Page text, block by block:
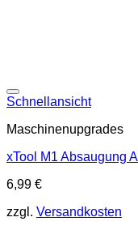
Schnellansicht
Maschinenupgrades
xTool M1 Absaugung
6,99 €
zzgl. Versandkosten